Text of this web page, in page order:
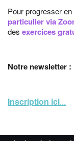
Pour progresser
particulier via
des exercices
Notre newsletter :
Inscription ici...